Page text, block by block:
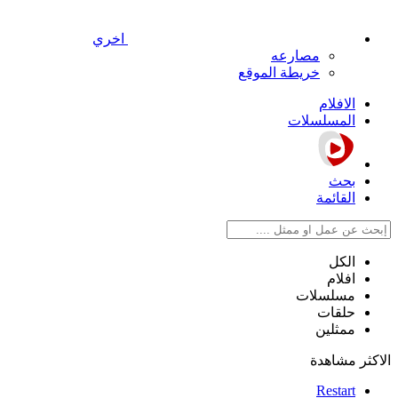
اخري
مصارعه
خريطة الموقع
الافلام
المسلسلات
بحث
القائمة
الكل
افلام
مسلسلات
حلقات
ممثلين
الاكثر مشاهدة
Restart